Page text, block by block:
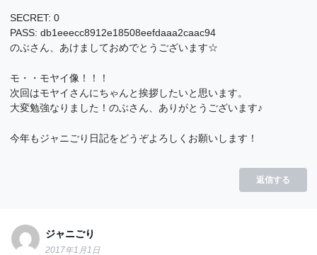
SECRET: 0
PASS: db1eeecc8912e18508eefdaaa2caac94
のぶさん、あけましておめでとうございます☆
モ・・モヤイ像！！！
次回はモヤイさんにちゃんと挨拶したいと思います。
大変勉強なりました！のぶさん、ありがとうございます♪
今年もジャニごり日記をどうぞよろしくお願いします！
返信する
ジャニごり
2017年1月1日